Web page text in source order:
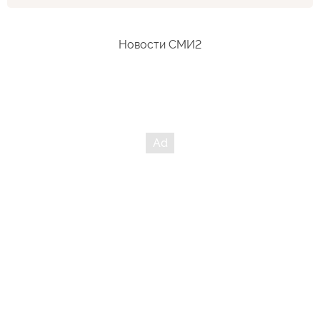
Новости СМИ2